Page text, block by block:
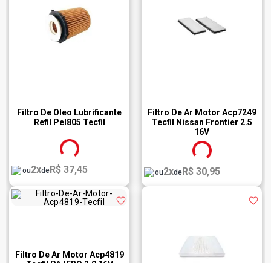
Filtro De Oleo Lubrificante
Refil Pel805 Tecfil
ou2xdeR$ 37,45
Filtro De Ar Motor Acp7249
Tecfil Nissan Frontier 2.5
16V
ou2xdeR$ 30,95
Filtro De Ar Motor Acp4819